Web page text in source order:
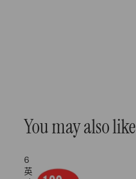
You may also like
6
英